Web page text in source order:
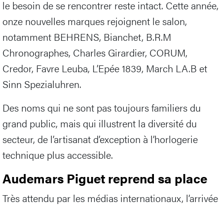
le besoin de se rencontrer reste intact. Cette année,
onze nouvelles marques rejoignent le salon,
notamment BEHRENS, Bianchet, B.R.M
Chronographes, Charles Girardier, CORUM,
Credor, Favre Leuba, L’Epée 1839, March LA.B et
Sinn Spezialuhren.
Des noms qui ne sont pas toujours familiers du
grand public, mais qui illustrent la diversité du
secteur, de l’artisanat d’exception à l’horlogerie
technique plus accessible.
Audemars Piguet reprend sa place
Très attendu par les médias internationaux, l’arrivée